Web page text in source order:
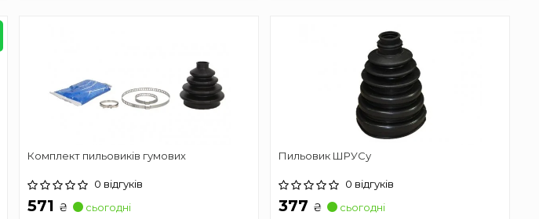
Комплект пильовиків гумових
0 відгуків
571 ₴
сьогодні
Пильовик ШРУСу
0 відгуків
377 ₴
сьогодні